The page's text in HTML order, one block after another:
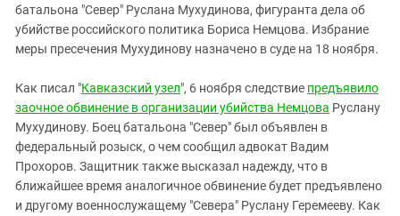
Ростовская область
Северная Осетия - Алания
Ставропольский край
Чечня
Южная Осетия
Южный Кавказ
ЮФО
батальона "Север" Руслана Мухудинова, фигуранта дела об
убийстве российского политика Бориса Немцова. Избрание
меры пресечения Мухудинову назначено в суде на 18 ноября.
Как писал "Кавказский узел", 6 ноября следствие предъявило
заочное обвинение в организации убийства Немцова Руслану
Мухудинову. Боец батальона "Север" был объявлен в
федеральный розыск, о чем сообщил адвокат Вадим
Прохоров. Защитник также высказал надежду, что в
ближайшее время аналогичное обвинение будет предъявлено
и другому военнослужащему "Севера" Руслану Геремееву. Как